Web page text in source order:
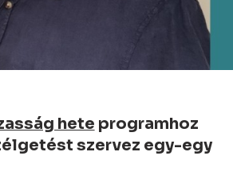
hete programhoz
szervez egy-egy